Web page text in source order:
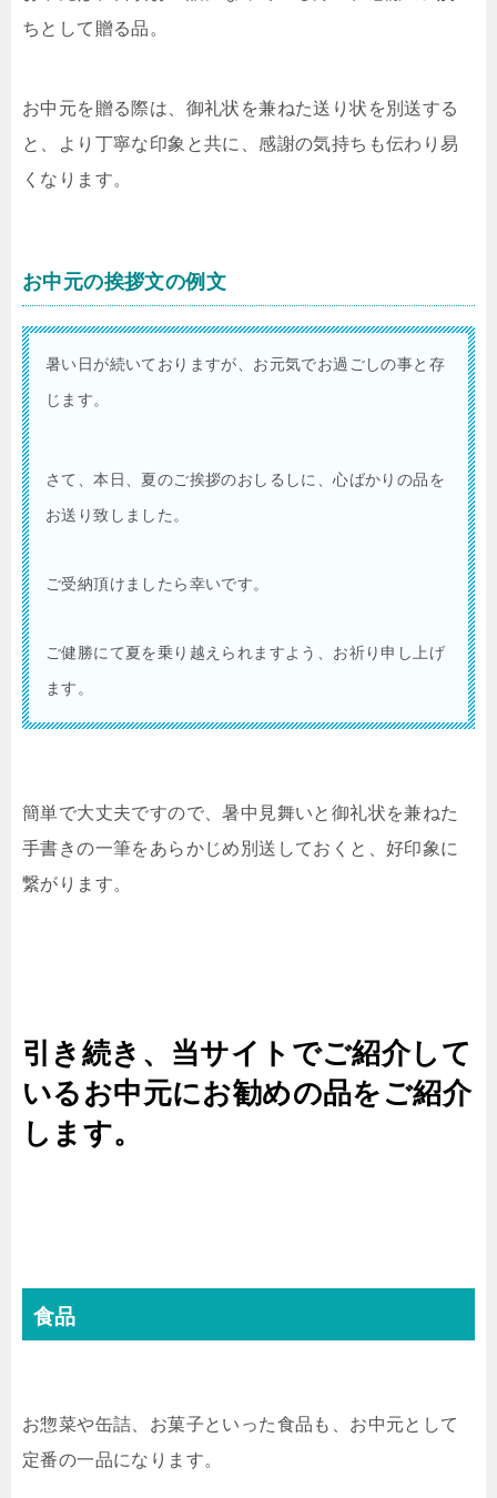
ちとして贈る品。
お中元を贈る際は、御礼状を兼ねた送り状を別送する
と、より丁寧な印象と共に、感謝の気持ちも伝わり易
くなります。
お中元の挨拶文の例文
暑い日が続いておりますが、お元気でお過ごしの事と存
じます。
さて、本日、夏のご挨拶のおしるしに、心ばかりの品を
お送り致しました。
ご受納頂けましたら幸いです。
ご健勝にて夏を乗り越えられますよう、お祈り申し上げ
ます。
簡単で大丈夫ですので、暑中見舞いと御礼状を兼ねた
手書きの一筆をあらかじめ別送しておくと、好印象に
繋がります。
引き続き、当サイトでご紹介して
いるお中元にお勧めの品をご紹介
します。
食品
お惣菜や缶詰、お菓子といった食品も、お中元として
定番の一品になります。